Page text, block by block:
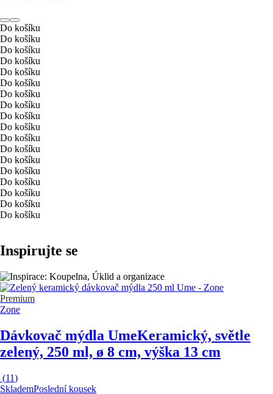
Do košíku
Do košíku
Do košíku
Do košíku
Do košíku
Do košíku
Do košíku
Do košíku
Do košíku
Do košíku
Do košíku
Do košíku
Do košíku
Do košíku
Do košíku
Do košíku
Do košíku
Do košíku
Inspirujte se
Premium
Zone
Dávkovač mýdla UmeKeramický, světle
zelený, 250 ml, ø 8 cm, výška 13 cm
(11)
SklademPoslední kousek